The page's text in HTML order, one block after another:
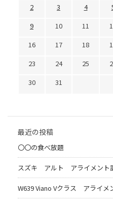
2
3 4
9
10 11
16
17 18
23
24 25
30
31
最近の投稿
〇〇の食べ放題
スズキ アルト アライメント
W639 Viano Vクラス アライメ